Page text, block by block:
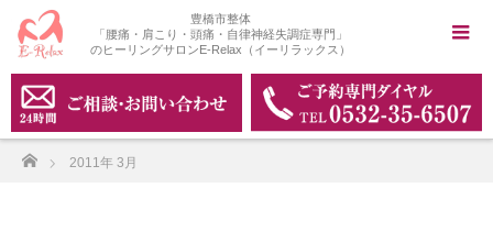
豊橋市整体
「腰痛・肩こり・頭痛・自律神経失調症専門」
のヒーリングサロンE-Relax（イーリラックス）
ホーム
2011年 3月